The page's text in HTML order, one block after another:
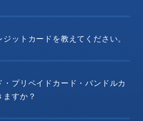
ットカードを教えてください。
・プリペイドカード・バンドルカ
ますか？